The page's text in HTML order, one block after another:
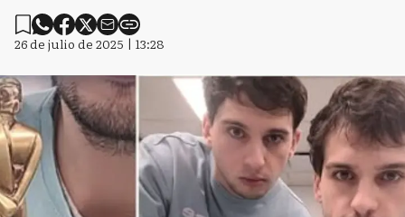
26 de julio de 2025 | 13:28